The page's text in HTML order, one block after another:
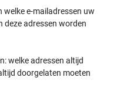
welke e-mailadressen uw
deze adressen worden
welke adressen altijd
doorgelaten moeten